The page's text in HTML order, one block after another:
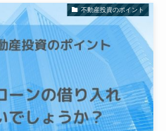
不動産投資のポイント